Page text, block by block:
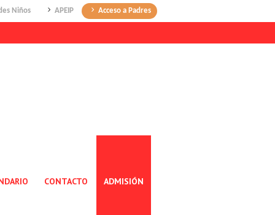
Niños APEIP Acceso a Padres
CONTACTO ADMISIÓN